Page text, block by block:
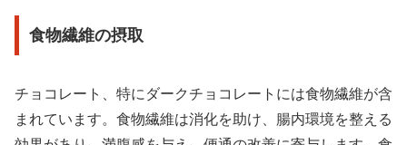
食物繊維の摂取
チョコレート、特にダークチョコレートには食物繊維が含
まれています。食物繊維は消化を助け、腸内環境を整える